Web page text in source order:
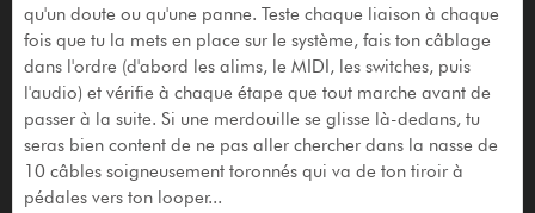
qu'un doute ou qu'une panne. Teste chaque liaison à chaque
fois que tu la mets en place sur le système, fais ton câblage
dans l'ordre (d'abord les alims, le MIDI, les switches, puis
l'audio) et vérifie à chaque étape que tout marche avant de
passer à la suite. Si une merdouille se glisse là-dedans, tu
seras bien content de ne pas aller chercher dans la nasse de
10 câbles soigneusement toronnés qui va de ton tiroir à
pédales vers ton looper...